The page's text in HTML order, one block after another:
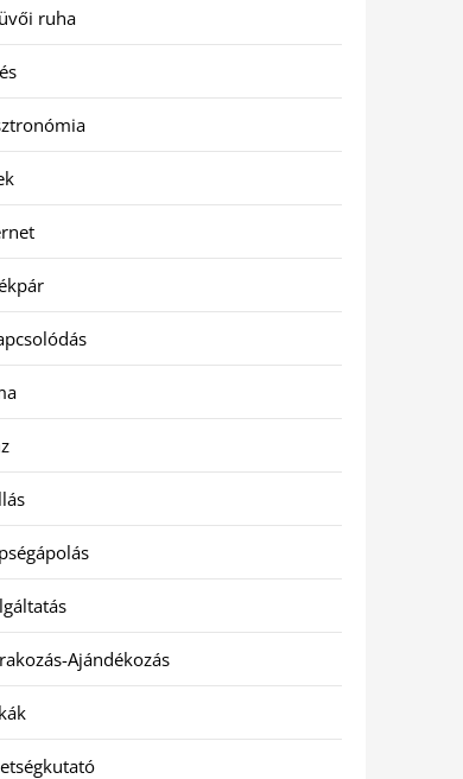
ruha
Ajándékozás